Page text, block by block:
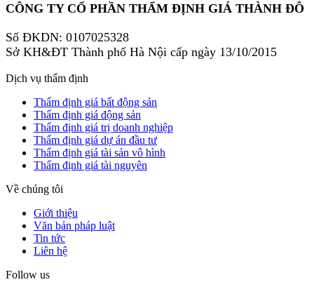
CÔNG TY CỔ PHẦN THẨM ĐỊNH GIÁ THÀNH ĐÔ
Số ĐKDN: 0107025328
Sở KH&ĐT Thành phố Hà Nội cấp ngày 13/10/2015
Dịch vụ thẩm định
Thẩm định giá bất động sản
Thẩm định giá động sản
Thẩm định giá trị doanh nghiệp
Thẩm định giá dự án đầu tư
Thẩm định giá tài sản vô hình
Thẩm định giá tài nguyên
Về chúng tôi
Giới thiệu
Văn bản pháp luật
Tin tức
Liên hệ
Follow us